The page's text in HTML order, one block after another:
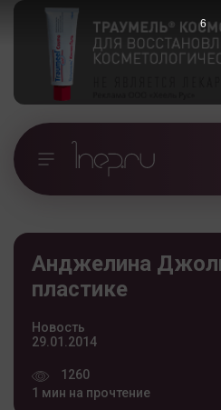
Анджелина
пластике
Новость
29.01.2014
1260
1 мин на прочтение
5